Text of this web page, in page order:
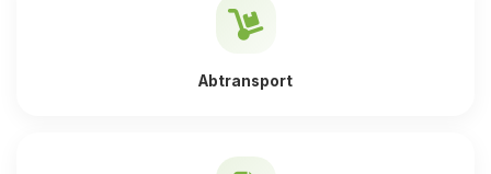
Abtransport